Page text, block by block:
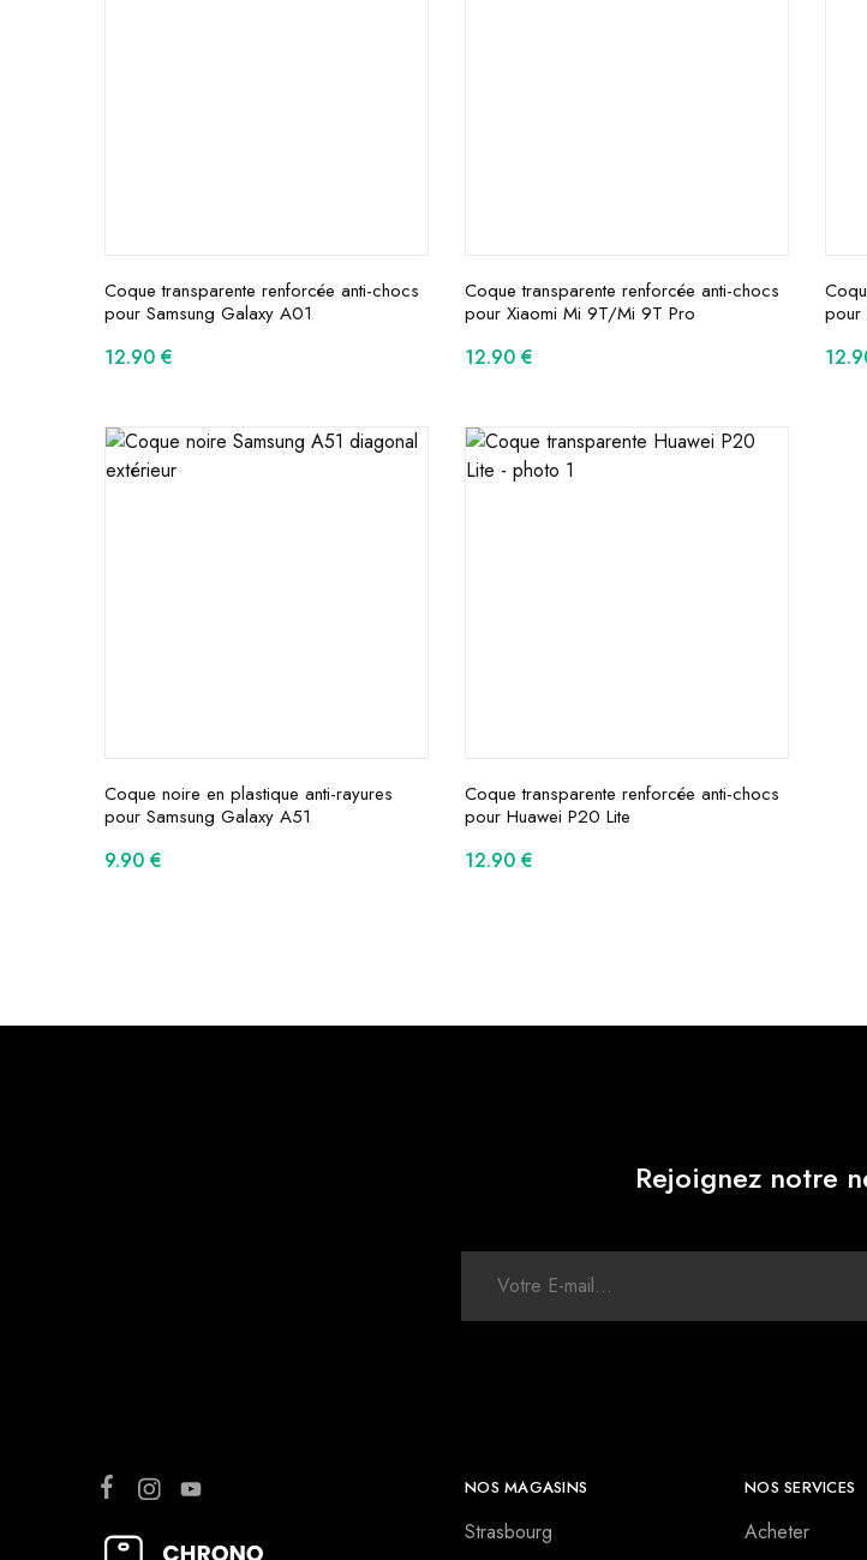
Coque transparente renforcée anti-chocs
pour Samsung Galaxy A01
12.90 €
Coque transparente renforcée anti-chocs
pour Xiaomi Mi 9T/Mi 9T Pro
12.90 €
pour
Coque noire en plastique anti-rayures
pour Samsung Galaxy A51
9.90 €
Coque transparente renforcée anti-chocs
pour Huawei P20 Lite
12.90 €
Rejoignez notre
NOS MAGASINS
Strasbourg
NOS SERVICES
Acheter